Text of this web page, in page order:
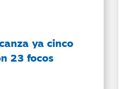
ya cinco
23 focos